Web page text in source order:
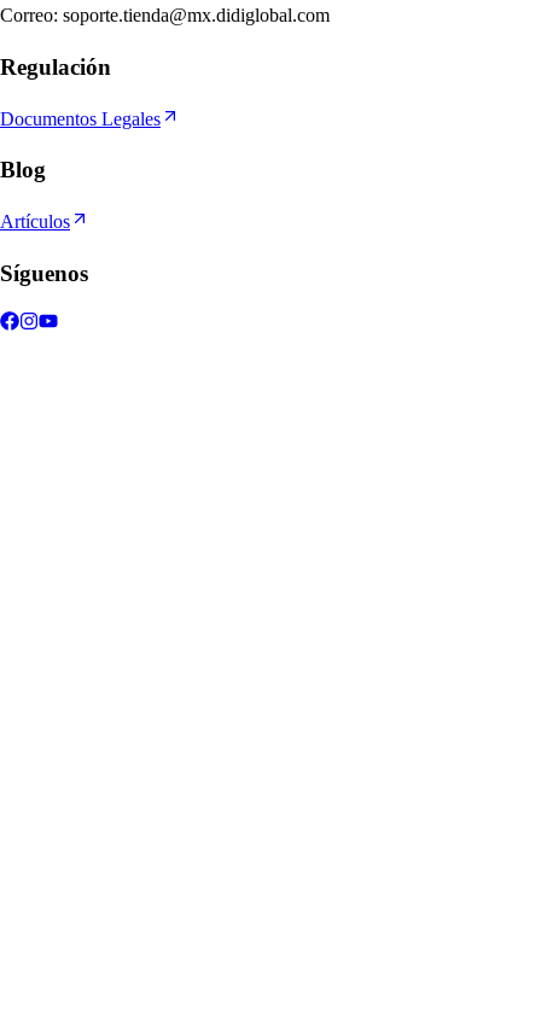
Correo: soporte.tienda@mx.didiglobal.com
Regulación
Documentos Legales
Blog
Artículos
Síguenos